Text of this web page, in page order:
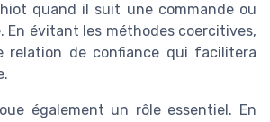
quand il suit une commande ou
En évitant les méthodes coercitives,
relation de confiance qui facilitera
également un rôle essentiel. En